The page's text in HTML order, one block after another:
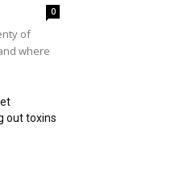
0
of
where
out toxins